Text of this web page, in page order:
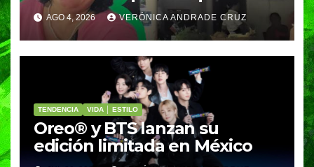
los visitantes de Ixtapa-
Zihuatanejo
AGO 4, 2026 VERÓNICA ANDRADE CRUZ
TENDENCIA VIDA │ ESTILO
Oreo® y BTS lanzan su
edición limitada en México